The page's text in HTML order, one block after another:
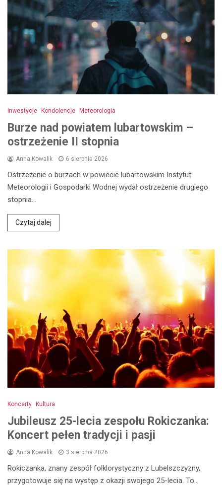
Inwestycje Kondolencje Meteorologia
Burze nad powiatem lubartowskim –
ostrzeżenie II stopnia
Anna Kowalik 6 sierpnia 2026
Ostrzeżenie o burzach w powiecie lubartowskim Instytut
Meteorologii i Gospodarki Wodnej wydał ostrzeżenie drugiego
stopnia…
Czytaj dalej
Koncerty Kultura
Jubileusz 25-lecia zespołu Rokiczanka:
Koncert pełen tradycji i pasji
Anna Kowalik 3 sierpnia 2026
Rokiczanka, znany zespół folklorystyczny z Lubelszczyzny,
przygotowuje się na występ z okazji swojego 25-lecia. To…